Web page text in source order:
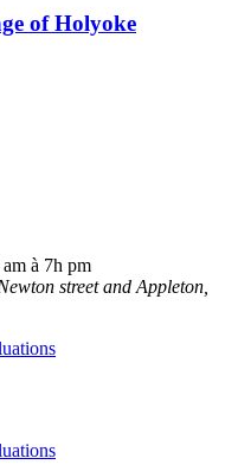
of Holyoke
à 7h pm
street and Appleton,